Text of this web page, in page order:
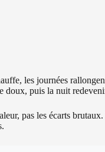
les journées
doux, puis la nuit
pas les écarts